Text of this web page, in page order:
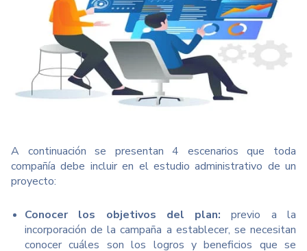
A continuación se presentan 4 escenarios que toda
compañía debe incluir en el estudio administrativo de un
proyecto:
Conocer los objetivos del plan:previo a la
incorporación de la campaña a establecer, se necesitan
conocer cuáles son los logros y beneficios que se